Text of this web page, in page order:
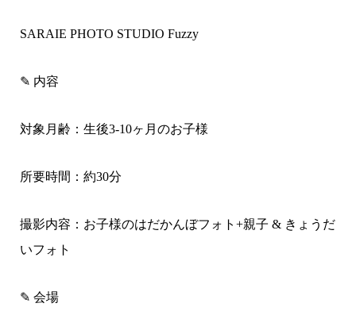
SARAIE PHOTO STUDIO Fuzzy
✎ 内容
対象月齢：生後3-10ヶ月のお子様
所要時間：約30分
撮影内容：お子様のはだかんぼフォト+親子 & きょうだ
いフォト
✎ 会場